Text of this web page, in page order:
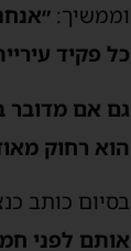
וממשיך:
כל פקיד
גם אם מדובר
הוא רחוק
בסיום כותב
אותם לפני